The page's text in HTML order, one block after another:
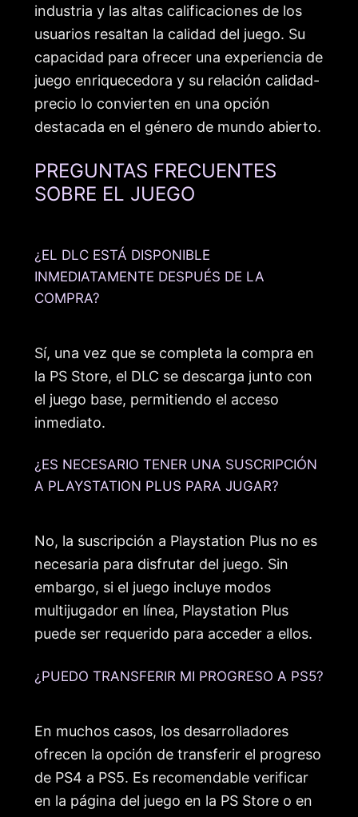
industria y las altas calificaciones de los
usuarios resaltan la calidad del juego. Su
capacidad para ofrecer una experiencia de
juego enriquecedora y su relación calidad-
precio lo convierten en una opción
destacada en el género de mundo abierto.
PREGUNTAS FRECUENTES
SOBRE EL JUEGO
¿EL DLC ESTÁ DISPONIBLE
INMEDIATAMENTE DESPUÉS DE LA
COMPRA?
Sí, una vez que se completa la compra en
la PS Store, el DLC se descarga junto con
el juego base, permitiendo el acceso
inmediato.
¿ES NECESARIO TENER UNA SUSCRIPCIÓN
A PLAYSTATION PLUS PARA JUGAR?
No, la suscripción a Playstation Plus no es
necesaria para disfrutar del juego. Sin
embargo, si el juego incluye modos
multijugador en línea, Playstation Plus
puede ser requerido para acceder a ellos.
¿PUEDO TRANSFERIR MI PROGRESO A PS5?
En muchos casos, los desarrolladores
ofrecen la opción de transferir el progreso
de PS4 a PS5. Es recomendable verificar
en la página del juego en la PS Store o en